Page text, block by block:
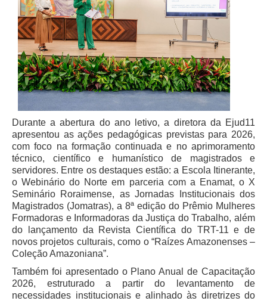
Durante a abertura do ano letivo, a diretora da Ejud11
apresentou as ações pedagógicas previstas para 2026,
com foco na formação continuada e no aprimoramento
técnico, científico e humanístico de magistrados e
servidores. Entre os destaques estão: a Escola Itinerante,
o Webinário do Norte em parceria com a Enamat, o X
Seminário Roraimense, as Jornadas Institucionais dos
Magistrados (Jomatras), a 8ª edição do Prêmio Mulheres
Formadoras e Informadoras da Justiça do Trabalho, além
do lançamento da Revista Científica do TRT-11 e de
novos projetos culturais, como o “Raízes Amazonenses –
Coleção Amazoniana”.
Também foi apresentado o Plano Anual de Capacitação
2026, estruturado a partir do levantamento de
necessidades institucionais e alinhado às diretrizes do